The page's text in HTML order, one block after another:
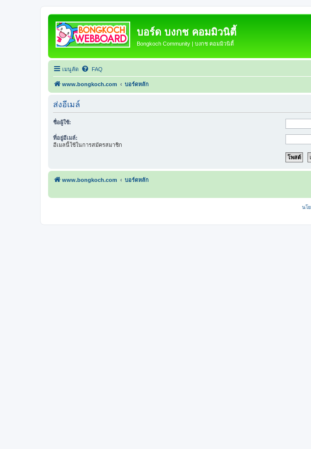
บอร์ด บงกช คอมมิวนิตี้
Bongkoch Community | บงกช คอมมิวนิตี้
เมนูลัด FAQ
www.bongkoch.com บอร์ดหลัก
ส่งอีเมล์
ชื่อผู้ใช้:
ที่อยู่อีเมล์:
อีเมลนี้ใช้ในการสมัครสมาชิก
www.bongkoch.com บอร์ดหลัก
นโ